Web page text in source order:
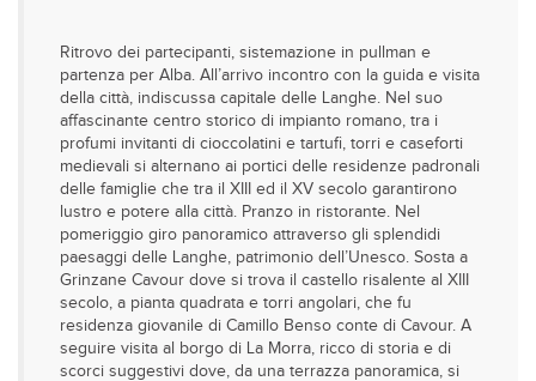
Ritrovo dei partecipanti, sistemazione in pullman e
partenza per Alba. All’arrivo incontro con la guida e visita
della città, indiscussa capitale delle Langhe. Nel suo
affascinante centro storico di impianto romano, tra i
profumi invitanti di cioccolatini e tartufi, torri e caseforti
medievali si alternano ai portici delle residenze padronali
delle famiglie che tra il XIII ed il XV secolo garantirono
lustro e potere alla città. Pranzo in ristorante. Nel
pomeriggio giro panoramico attraverso gli splendidi
paesaggi delle Langhe, patrimonio dell’Unesco. Sosta a
Grinzane Cavour dove si trova il castello risalente al XIII
secolo, a pianta quadrata e torri angolari, che fu
residenza giovanile di Camillo Benso conte di Cavour. A
seguire visita al borgo di La Morra, ricco di storia e di
scorci suggestivi dove, da una terrazza panoramica, si